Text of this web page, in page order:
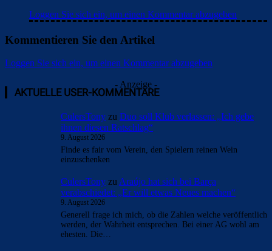
Loggen Sie sich ein, um einen Kommentar abzugeben
Kommentieren Sie den Artikel
Loggen Sie sich ein, um einen Kommentar abzugeben